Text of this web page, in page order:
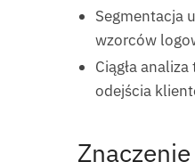
Segmentacja
wzorców
Ciągła
odejścia